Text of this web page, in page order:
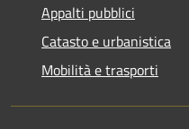
Appalti pubblici
Catasto e urbanistica
Mobilità e trasporti